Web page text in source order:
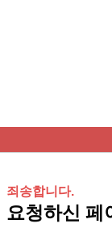
죄송합니다.
요청하신 페